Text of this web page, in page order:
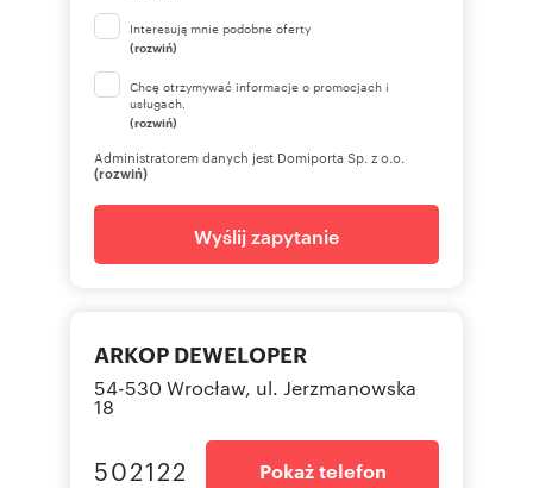
Interesują mnie podobne oferty
(rozwiń)
Chcę otrzymywać informacje o promocjach i
usługach.
(rozwiń)
Administratorem danych jest Domiporta Sp. z o.o.
(rozwiń)
Wyślij zapytanie
ARKOP DEWELOPER
54-530 Wrocław, ul. Jerzmanowska
18
502122 Pokaż telefon